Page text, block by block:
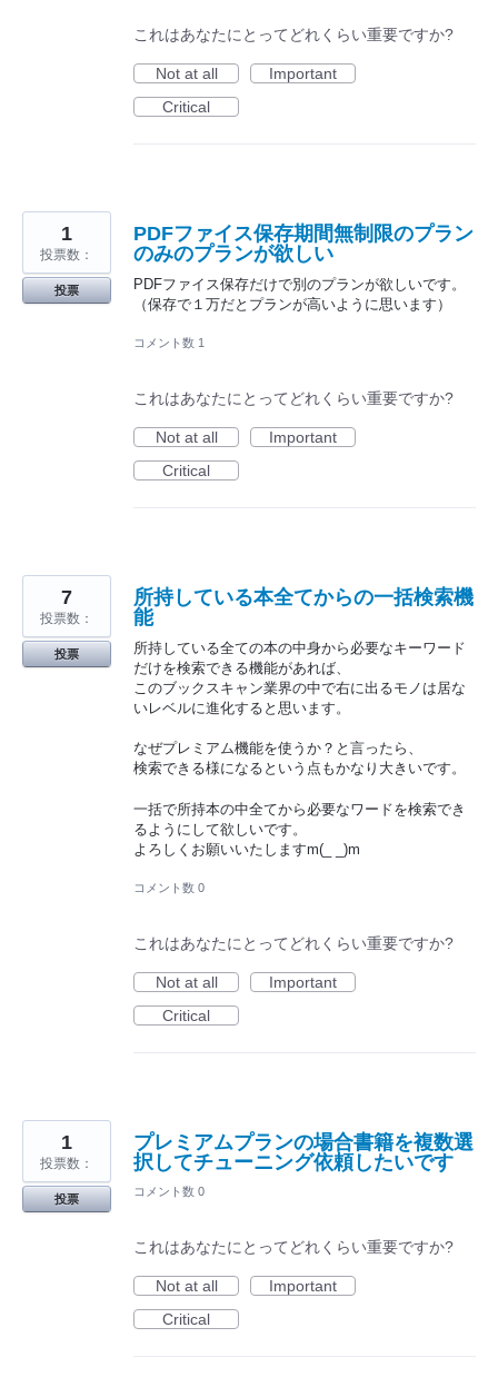
これはあなたにとってどれくらい重要ですか?
Not at all
Important
Critical
PDFファイス保存期間無制限のプラン
のみのプランが欲しい
PDFファイス保存だけで別のプランが欲しいです。
（保存で１万だとプランが高いように思います）
1
投票数：
投票
コメント数 1
これはあなたにとってどれくらい重要ですか?
Not at all
Important
Critical
所持している本全てからの一括検索機
能
所持している全ての本の中身から必要なキーワード
だけを検索できる機能があれば、
このブックスキャン業界の中で右に出るモノは居な
いレベルに進化すると思います。
なぜプレミアム機能を使うか？と言ったら、
検索できる様になるという点もかなり大きいです。
一括で所持本の中全てから必要なワードを検索でき
るようにして欲しいです。
よろしくお願いいたしますm(_ _)m
7
投票数：
投票
コメント数 0
これはあなたにとってどれくらい重要ですか?
Not at all
Important
Critical
プレミアムプランの場合書籍を複数選
択してチューニング依頼したいです
1
投票数：
投票
コメント数 0
これはあなたにとってどれくらい重要ですか?
Not at all
Important
Critical